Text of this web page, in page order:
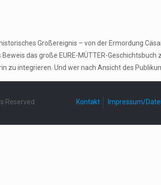
Großereignis – von der Ermordung
das große EURE-MÜTTER-
zu integrieren. Und wer nach Ansicht des
Reserved. Kontakt Impressum/